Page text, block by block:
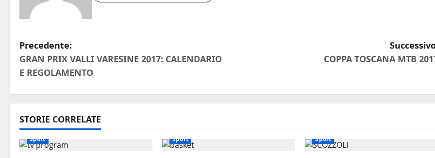
N
a
v
g
a
Precedente:
GRAN PRIX VALLI VARESINE 2017: CALENDARIO
E REGOLAMENTO
COPPA TOSCANA MTB
STORIE CORRELATE
Sport Sport Sport